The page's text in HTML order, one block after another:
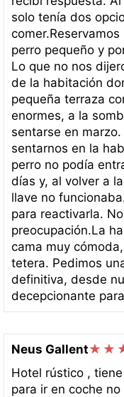
solo tenía dos
perro pequeño y
Lo que no nos
de la habitación
pequeña terraza
enormes, a la
sentarse en
sentarnos en la
perro no podía
días y, al volver a
llave no
para reactivarla.
preocupación.La
cama muy
tetera. Pedimos
definitiva, desde
decepcionante
Neus Gallent
Hotel rústico ,
para ir en coche